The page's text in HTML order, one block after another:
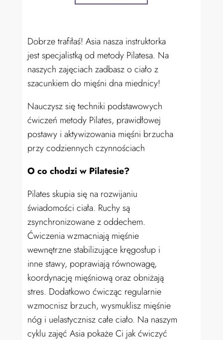
Dobrze trafiłaś! Asia nasza instruktorka
jest specjalistką od metody Pilatesa. Na
naszych zajęciach zadbasz o ciało z
szacunkiem do mięśni dna miednicy!
Nauczysz się techniki podstawowych
ćwiczeń metody Pilates, prawidłowej
postawy i aktywizowania mięśni brzucha
przy codziennych czynnościach
O co chodzi w Pilatesie?
Pilates skupia się na rozwijaniu
świadomości ciała. Ruchy są
zsynchronizowane z oddechem.
Ćwiczenia wzmacniają mięśnie
wewnętrzne stabilizujące kręgosłup i
inne stawy, poprawiają równowagę,
koordynację mięśniową oraz obniżają
stres. Dodatkowo ćwicząc regularnie
wzmocnisz brzuch, wysmuklisz mięśnie
nóg i uelastycznisz całe ciało. Na naszym
cyklu zajęć Asia pokaże Ci jak ćwiczyć